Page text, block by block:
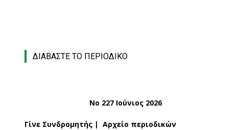
ΔΙΑΒΑΣΤΕ ΤΟ ΠΕΡΙΟΔΙΚΟ
Νο 227 Ιούνιος 2026
Γίνε Συνδρομητής | Αρχείο περιοδικών